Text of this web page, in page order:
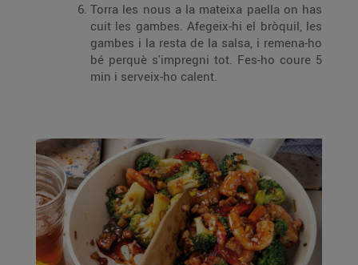
Torra les nous a la mateixa paella on has
cuit les gambes. Afegeix-hi el bròquil, les
gambes i la resta de la salsa, i remena-ho
bé perquè s'impregni tot. Fes-ho coure 5
min i serveix-ho calent.